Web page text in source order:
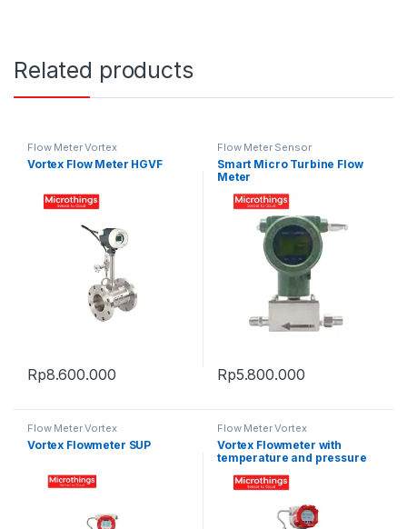
Related products
Flow Meter Vortex
Vortex Flow Meter HGVF
Rp8.600.000
Flow Meter Sensor
Smart Micro Turbine Flow
Meter
Rp5.800.000
Flow Meter Vortex
Vortex Flowmeter SUP
Flow Meter Vortex
Vortex Flowmeter with
temperature and pressure